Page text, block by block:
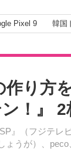
Pixel 9 韓国
り方
！』
』（フジテ
うが）、peco